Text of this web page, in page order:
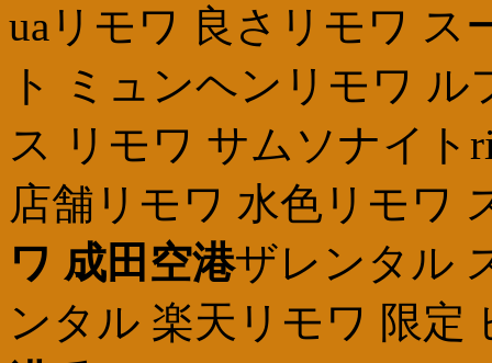
uaリモワ 良さリモワ ス
ト ミュンヘンリモワ
ス リモワ サムソナイト
店舗リモワ 水色リモワ
ワ 成田空港ザレンタル
ンタル 楽天リモワ 限定